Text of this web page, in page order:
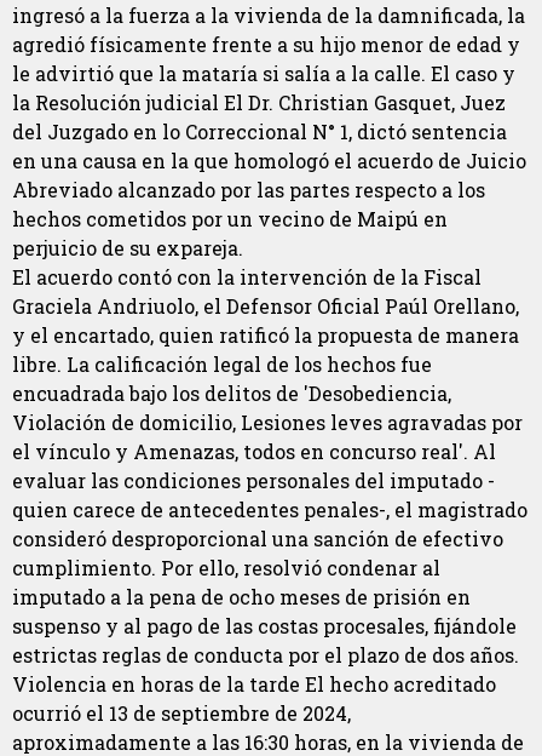
ingresó a la fuerza a la vivienda de la damnificada, la
agredió físicamente frente a su hijo menor de edad y
le advirtió que la mataría si salía a la calle. El caso y
la Resolución judicial El Dr. Christian Gasquet, Juez
del Juzgado en lo Correccional N° 1, dictó sentencia
en una causa en la que homologó el acuerdo de Juicio
Abreviado alcanzado por las partes respecto a los
hechos cometidos por un vecino de Maipú en
perjuicio de su expareja.
El acuerdo contó con la intervención de la Fiscal
Graciela Andriuolo, el Defensor Oficial Paúl Orellano,
y el encartado, quien ratificó la propuesta de manera
libre. La calificación legal de los hechos fue
encuadrada bajo los delitos de 'Desobediencia,
Violación de domicilio, Lesiones leves agravadas por
el vínculo y Amenazas, todos en concurso real'. Al
evaluar las condiciones personales del imputado -
quien carece de antecedentes penales-, el magistrado
consideró desproporcional una sanción de efectivo
cumplimiento. Por ello, resolvió condenar al
imputado a la pena de ocho meses de prisión en
suspenso y al pago de las costas procesales, fijándole
estrictas reglas de conducta por el plazo de dos años.
Violencia en horas de la tarde El hecho acreditado
ocurrió el 13 de septiembre de 2024,
aproximadamente a las 16:30 horas, en la vivienda de